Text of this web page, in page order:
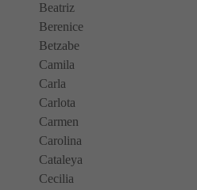
Beatriz
Berenice
Betzabe
Camila
Carla
Carlota
Carmen
Carolina
Cataleya
Cecilia